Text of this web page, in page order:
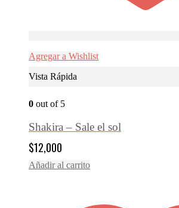
Agregar a Wishlist
Vista Rápida
0 out of 5
Shakira – Sale el sol
$12,000
Añadir al carrito